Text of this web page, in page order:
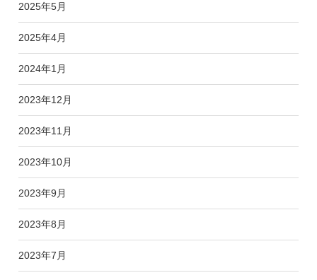
2025年5月
2025年4月
2024年1月
2023年12月
2023年11月
2023年10月
2023年9月
2023年8月
2023年7月